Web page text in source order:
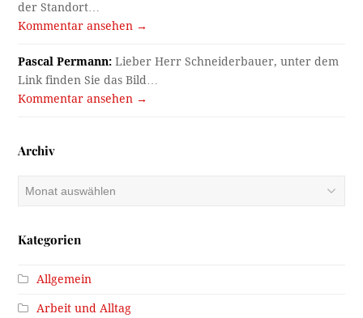
der Standort…
Kommentar ansehen →
Pascal Permann: Lieber Herr Schneiderbauer, unter dem
Link finden Sie das Bild…
Kommentar ansehen →
Archiv
Archiv
Kategorien
Allgemein
Arbeit und Alltag